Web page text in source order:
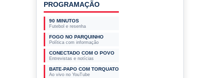
PROGRAMAÇÃO
90 MINUTOS
Futebol e resenha
FOGO NO PARQUINHO
Política com informação
CONECTADO COM O POVO
Entrevistas e notícias
BATE-PAPO COM TORQUATO
Ao vivo no YouTube